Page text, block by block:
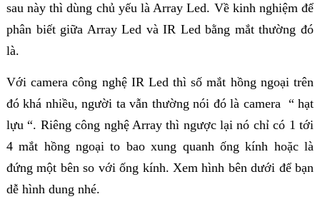
sau này thì dùng chủ yếu là Array Led. Về kinh nghiệm để
phân biết giữa Array Led và IR Led bằng mắt thường đó
là.
Với camera công nghệ IR Led thì số mắt hồng ngoại trên
đó khá nhiều, người ta vẫn thường nói đó là camera “ hạt
lựu “. Riêng công nghệ Array thì ngược lại nó chỉ có 1 tới
4 mắt hồng ngoại to bao xung quanh ống kính hoặc là
đứng một bên so với ống kính. Xem hình bên dưới để bạn
dễ hình dung nhé.